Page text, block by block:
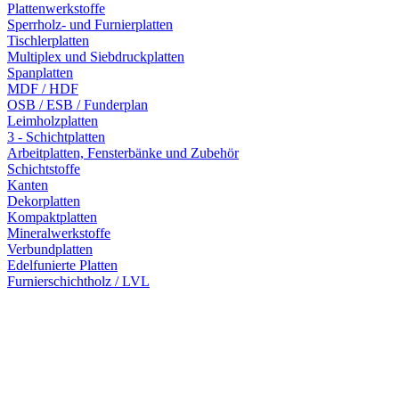
Plattenwerkstoffe
Sperrholz- und Furnierplatten
Tischlerplatten
Multiplex und Siebdruckplatten
Spanplatten
MDF / HDF
OSB / ESB / Funderplan
Leimholzplatten
3 - Schichtplatten
Arbeitplatten, Fensterbänke und Zubehör
Schichtstoffe
Kanten
Dekorplatten
Kompaktplatten
Mineralwerkstoffe
Verbundplatten
Edelfunierte Platten
Furnierschichtholz / LVL